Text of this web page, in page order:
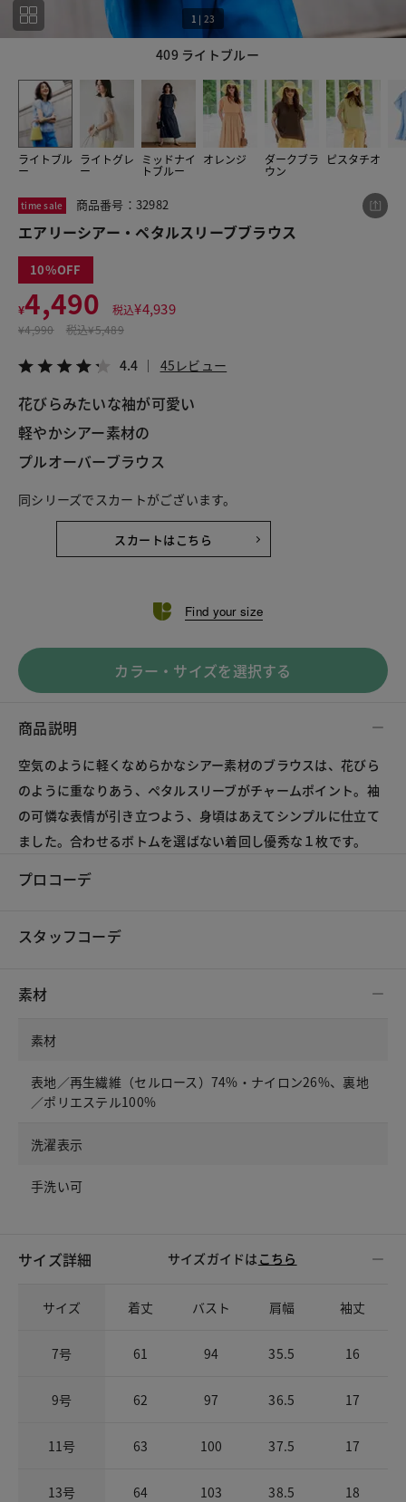
409 ライトブルー
1 | 23
ライトブル
ー
ライトグレ
ー
ミッドナイ
トブルー
オレンジ ダークブラ
ウン
ピスタチオ
23
time sale 商品番号：32982
エアリーシアー・ペタルスリーブブラウス
10
¥4,490 税込¥4,939
¥4,990 税込¥5,489
4.4 45レビュー
花びらみたいな袖が可愛い
軽やかシアー素材の
プルオーバーブラウス
同シリーズでスカートがございます。
スカートはこちら
Find your size
カラー・サイズを選択する
商品説明
空気のように軽くなめらかなシアー素材のブラウスは、花びら
のように重なりあう、ペタルスリーブがチャームポイント。袖
の可憐な表情が引き立つよう、身頃はあえてシンプルに仕立て
ました。合わせるボトムを選ばない着回し優秀な１枚です。
プロコーデ
スタッフコーデ
素材
素材
表地／再生繊維（セルロース）74%・ナイロン26%、裏地
／ポリエステル100%
洗濯表示
手洗い可
サイズ詳細 サイズガイドは こちら
サイズ 着丈 バスト 肩幅 袖丈
7号 61 94 35.5 16
9号 62 97 36.5 17
11号 63 100 37.5 17
13号 64 103 38.5 18
この商品をシェアする
エアリーシアー・ペタルスリーブブラウス